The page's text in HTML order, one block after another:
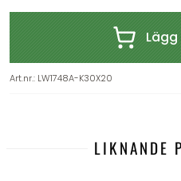
Art.nr.: LW1748A-K30X20
LIKNANDE